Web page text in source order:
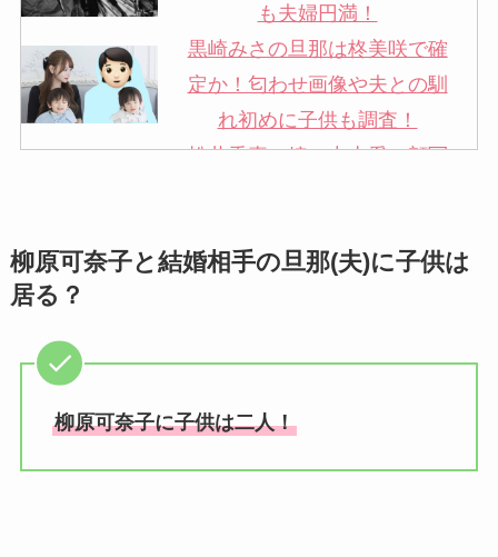
も夫婦円満！
黒崎みさの旦那は柊美咲で確
定か！匂わせ画像や夫との馴
れ初めに子供も調査！
松井秀喜の嫁・中山愛の顔写
申真衣の旦那・工藤けんの現
竹田恒泰の奥さんの顔写真が
も調査！
片岡孝太郎の再婚妻・真麻の
柳原可奈子と結婚相手の旦那(夫)に子供は
居る？
柳原可奈子に子供は二人！